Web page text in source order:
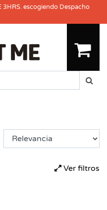
3HRS. escogiendo Despacho
Ver filtros